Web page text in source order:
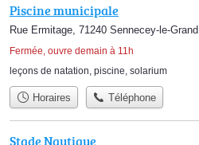
Piscine municipale
Rue Ermitage, 71240 Sennecey-le-Grand
Fermée, ouvre demain à 11h
leçons de natation piscine solarium
Horaires Téléphone
Stade Nautique